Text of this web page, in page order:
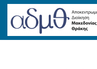
Skip
to